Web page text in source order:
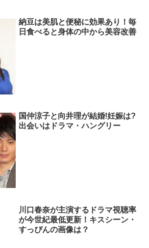
納豆は美肌と便秘に効果あり！毎
日食べると身体の中から美容改善
国仲涼子と向井理が結婚!妊娠は?
出会いはドラマ・ハングリー
川口春奈が主演するドラマ視聴率
が今世紀最低更新！キスシーン・
すっぴんの画像は？